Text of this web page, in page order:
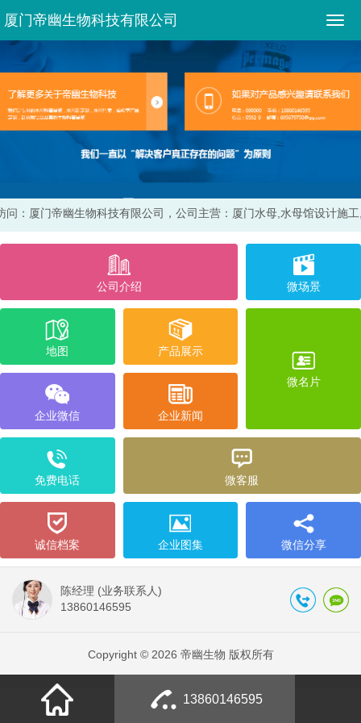
厦门帝幽生物科技有限公司
问：厦门帝幽生物科技有限公司， 公司主营：厦门水母,水母馆设计施
公司介绍 微场景
地图 产品展示
微名片
企业微信 企业新闻
免费电话 微客服
诚信档案 企业图集 微信分享
陈经理 (业务联系人)
13860146595
Copyright © 2026 帝幽生物 版权所有
13860146595